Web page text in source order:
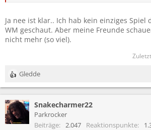
Ja nee ist klar.. Ich hab kein einziges
WM geschaut. Aber meine Freunde
nicht mehr (so viel).
R
e
k
t
i
Gledde
Snakecharmer22
Parkrocker
Beiträge
2.047 Reaktionspunkte